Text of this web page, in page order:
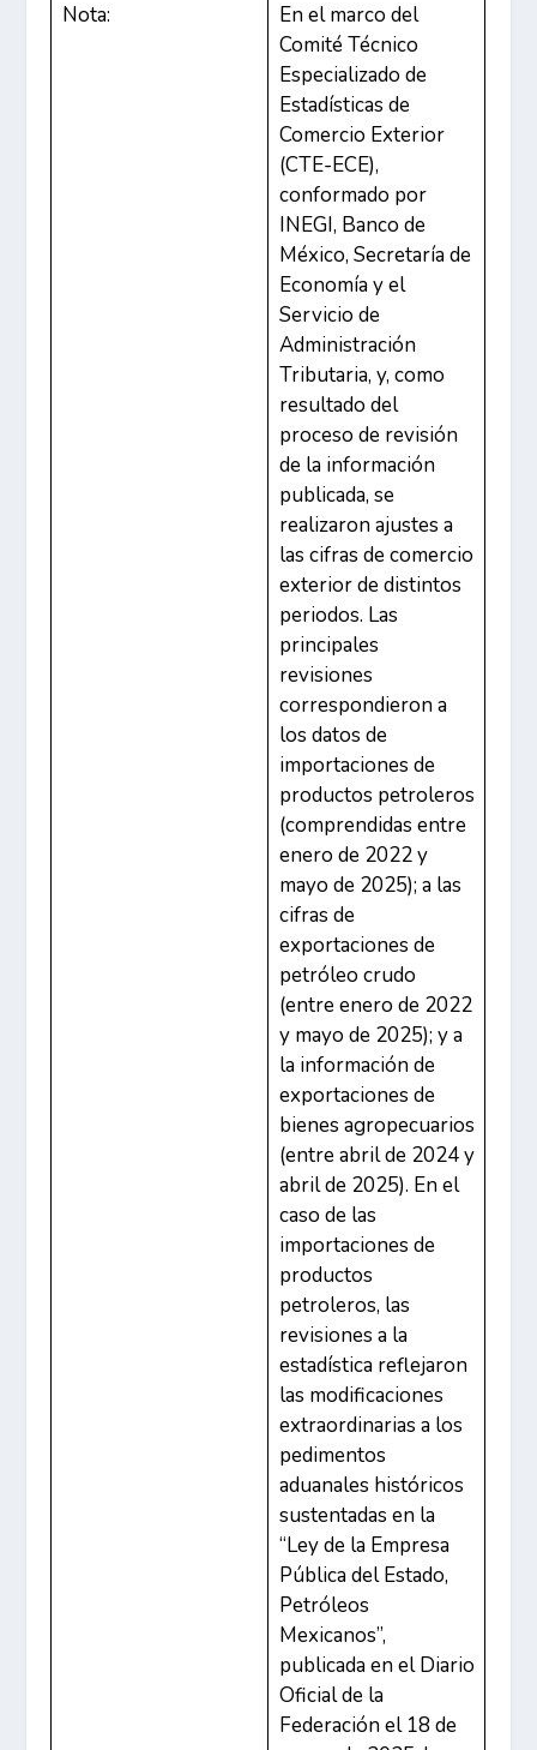
Nota:
En el marco del
Comité Técnico
Especializado de
Estadísticas de
Comercio Exterior
(CTE-ECE),
conformado por
INEGI, Banco de
México, Secretaría de
Economía y el
Servicio de
Administración
Tributaria, y, como
resultado del
proceso de revisión
de la información
publicada, se
realizaron ajustes a
las cifras de comercio
exterior de distintos
periodos. Las
principales
revisiones
correspondieron a
los datos de
importaciones de
productos petroleros
(comprendidas entre
enero de 2022 y
mayo de 2025); a las
cifras de
exportaciones de
petróleo crudo
(entre enero de 2022
y mayo de 2025); y a
la información de
exportaciones de
bienes agropecuarios
(entre abril de 2024 y
abril de 2025). En el
caso de las
importaciones de
productos
petroleros, las
revisiones a la
estadística reflejaron
las modificaciones
extraordinarias a los
pedimentos
aduanales históricos
sustentadas en la
“Ley de la Empresa
Pública del Estado,
Petróleos
Mexicanos”,
publicada en el Diario
Oficial de la
Federación el 18 de